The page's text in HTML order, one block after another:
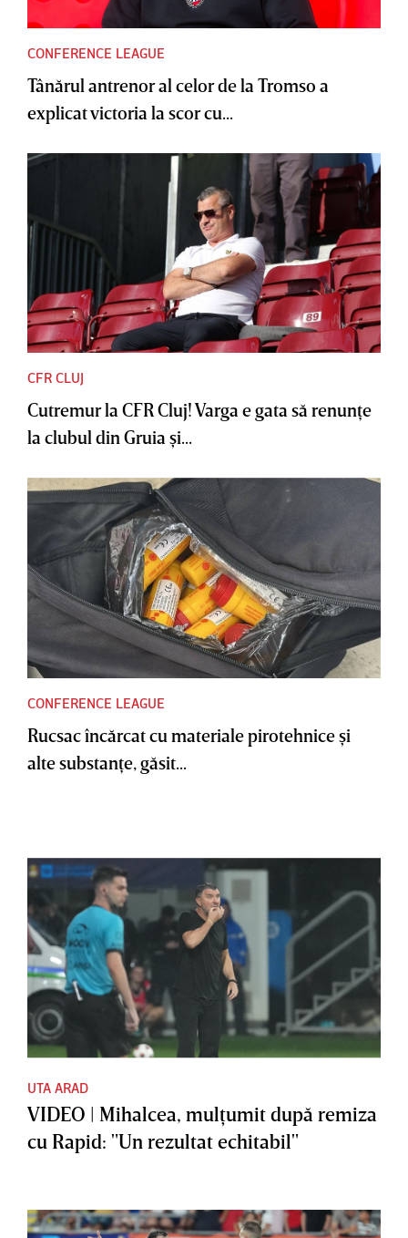
CONFERENCE LEAGUE
Tânărul antrenor al celor de la Tromso a
explicat victoria la scor cu...
CFR CLUJ
Cutremur la CFR Cluj! Varga e gata să renunţe
la clubul din Gruia şi...
CONFERENCE LEAGUE
Rucsac încărcat cu materiale pirotehnice şi
alte substanţe, găsit...
UTA ARAD
VIDEO | Mihalcea, mulţumit după remiza
cu Rapid: "Un rezultat echitabil"